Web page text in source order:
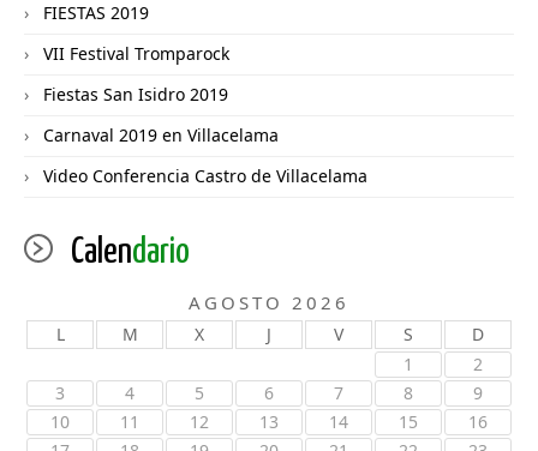
FIESTAS 2019
VII Festival Tromparock
Fiestas San Isidro 2019
Carnaval 2019 en Villacelama
Video Conferencia Castro de Villacelama
Calendario
AGOSTO 2026
L M X J V S
D
1
2
3
4 5 6 7 8
9
10
11 12 13 14 15
16